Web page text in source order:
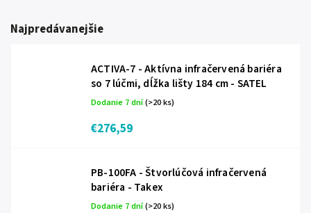
Najpredávanejšie
ACTIVA-7 - Aktívna infračervená bariéra
so 7 lúčmi, dĺžka lišty 184 cm - SATEL
Dodanie 7 dní(>20 ks)
€276,59
PB-100FA - Štvorlúčová infračervená
bariéra - Takex
Dodanie 7 dní(>20 ks)